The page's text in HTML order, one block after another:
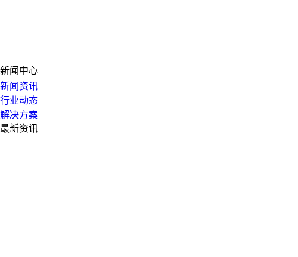
新闻中心
新闻资讯
行业动态
解决方案
最新资讯